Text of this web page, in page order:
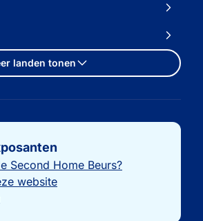
landen tonen
Second Home Beurs?
website